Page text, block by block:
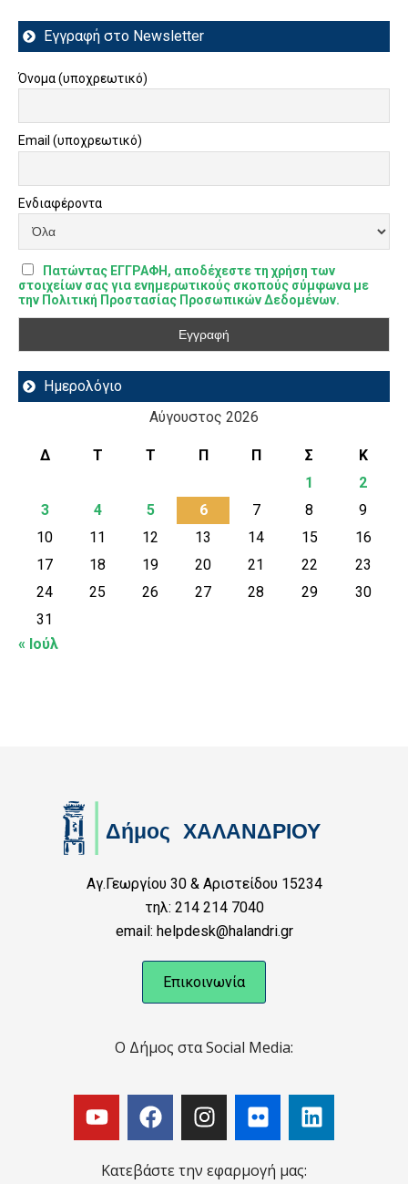
Εγγραφή στο Newsletter
Όνομα (υποχρεωτικό)
Email (υποχρεωτικό)
Ενδιαφέροντα
Πατώντας ΕΓΓΡΑΦΗ, αποδέχεστε τη χρήση των
στοιχείων σας για ενημερωτικούς σκοπούς σύμφωνα με
την Πολιτική Προστασίας Προσωπικών Δεδομένων.
Ημερολόγιο
Αύγουστος 2026
Δ Τ Τ Π Π Σ
Κ
1
2
3
4 5 6 7 8
9
10
11 12 13 14 15
16
17
18 19 20 21 22
23
24
25 26 27 28 29
30
31
« Ιούλ
Αγ.Γεωργίου 30 & Αριστείδου 15234
τηλ: 214 214 7040
email: helpdesk@halandri.gr
Επικοινωνία
Ο Δήμος στα Social Media:
Κατεβάστε την εφαρμογή μας: